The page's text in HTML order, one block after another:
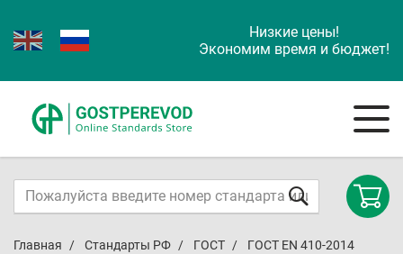
Низкие цены!
Экономим время и бюджет!
Главная Стандарты РФ ГОСТ ГОСТ EN 410-2014